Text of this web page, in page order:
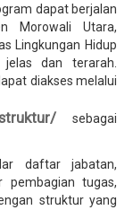
dapat berjalan
Morowali Utara,
Lingkungan Hidup
dan terarah.
diakses melalui
sebagai
daftar jabatan,
pembagian tugas,
struktur yang